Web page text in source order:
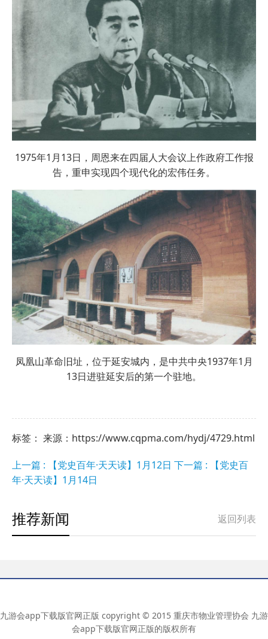
1975年1月13日，周恩来在四届人大会议上作政府工作报
告，重申实现四个现代化的宏伟任务。
凤凰山革命旧址，位于延安城内，是中共中央1937年1月
13日进驻延安后的第一个驻地。
标签： 来源：https://www.cqpma.com/hydj/4729.html
上一篇 : 【党史百年·天天读】1月12日 下一篇 : 【党史百
年·天天读】1月14日
返回列表
推荐新闻
九游会app下载版官网正版 copyright © 2015 重庆市物业管理协会 九游
会app下载版官网正版的版权所有